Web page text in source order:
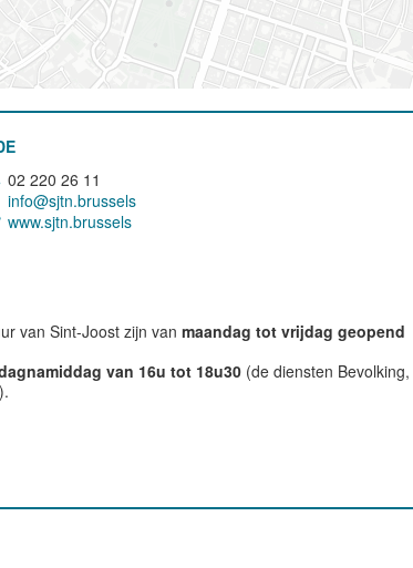
02 220 26 11
info@sjtn.brussels
www.sjtn.brussels
van Sint-Joost zijn vanmaandag tot vrijdag geopend
van 16u tot 18u30 (de diensten Bevolking,